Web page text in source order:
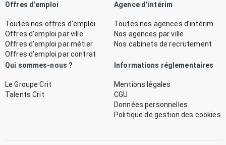
Offres d’emploi
Toutes nos offres d’emploi
Offres d’emploi par ville
Offres d’emploi par métier
Offres d’emploi par contrat
Agence d’intérim
Toutes nos agences d’intérim
Nos agences par ville
Nos cabinets de recrutement
Qui sommes-nous ?
Le Groupe Crit
Talents Crit
Informations réglementaires
Mentions légales
CGU
Données personnelles
Politique de gestion des cookies